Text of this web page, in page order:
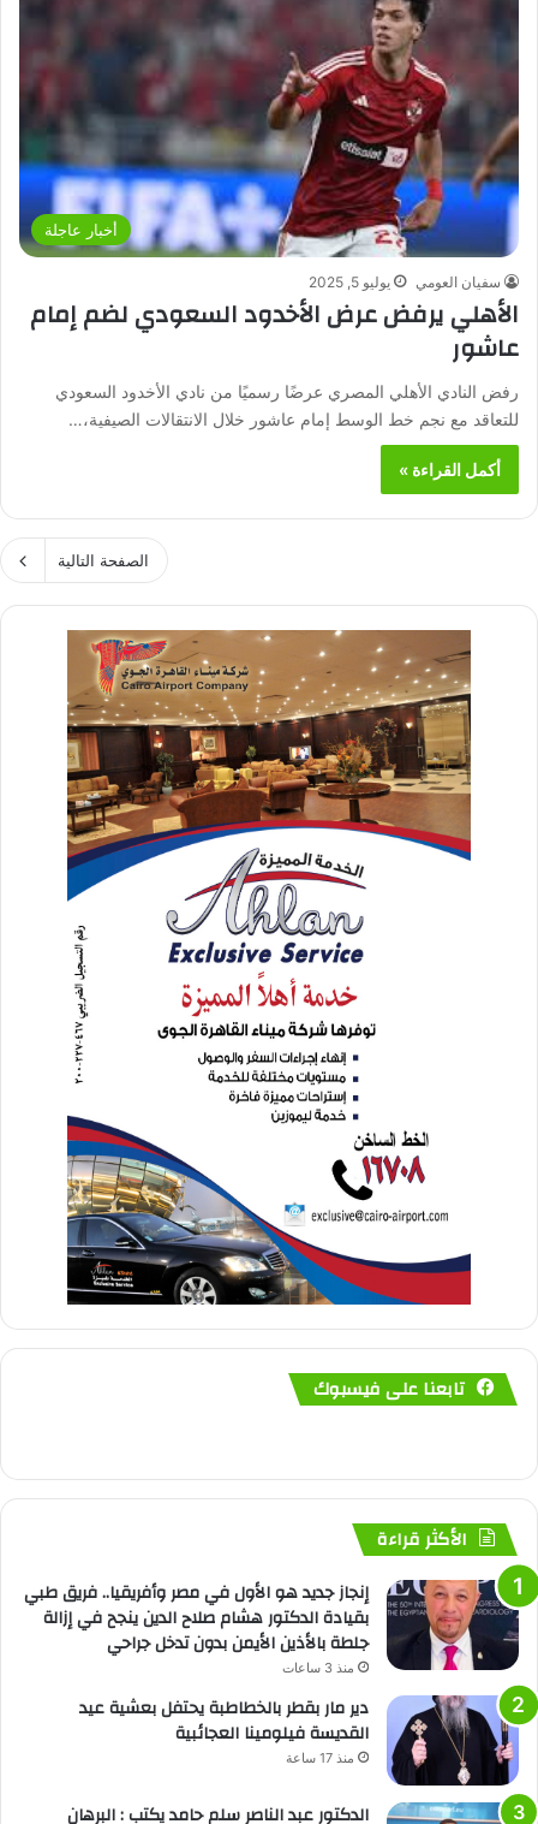
أخبار عاجلة
سفيان العومي يوليو 5, 2025
الأهلي يرفض عرض الأخدود السعودي لضم إمام
عاشور
رفض النادي الأهلي المصري عرضًا رسميًا من نادي الأخدود السعودي
للتعاقد مع نجم خط الوسط إمام عاشور خلال الانتقالات الصيفية،…
أكمل القراءة »
الصفحة التالية
تابعنا على فيسبوك
الأكثر قراءة
إنجاز جديد هو الأول في مصر وأفريقيا.. فريق طبي
بقيادة الدكتور هشام صلاح الدين ينجح في إزالة
جلطة بالأذين الأيمن بدون تدخل جراحي
منذ 3 ساعات
دير مار بقطر بالخطاطبة يحتفل بعشية عيد
القديسة فيلومينا العجائبية
منذ 17 ساعة
الدكتور عبد الناصر سلم حامد يكتب : البرهان